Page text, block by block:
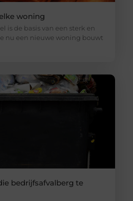
woning
is de basis van een sterk en
nu een nieuwe woning bouwt
bedrijfsafvalberg te